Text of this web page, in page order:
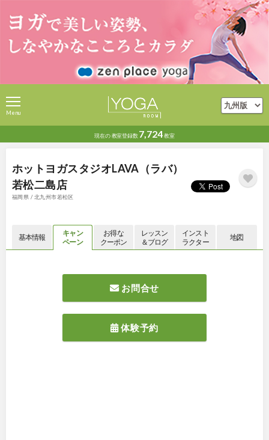
現在の教室登録数 7,724教室
Menu
ホットヨガスタジオLAVA（ラバ）
若松二島店
福岡県 / 北九州市若松区
基本情報
キャン
ペーン
お得な
クーポン
レッスン
＆ブログ
インスト
ラクター
地図
お問合せ
体験予約